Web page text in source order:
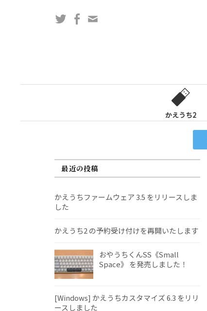
ス
TwitterFacebook
かえうち2
最近の投稿
かえうちファームウェア 3.5 をリリースしま
した
かえうち2 の予約受け付けを再開いたします
おやうちくんSS《Small
Space》 を発売しました！
[Windows] かえうちカスタマイズ 6.3 をリリ
ースしました